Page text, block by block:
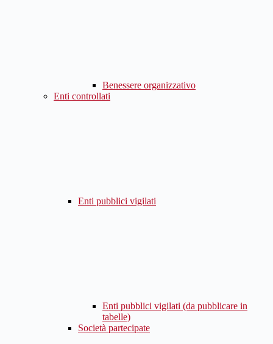
Benessere organizzativo
Enti controllati
Enti pubblici vigilati
Enti pubblici vigilati (da pubblicare in
tabelle)
Società partecipate